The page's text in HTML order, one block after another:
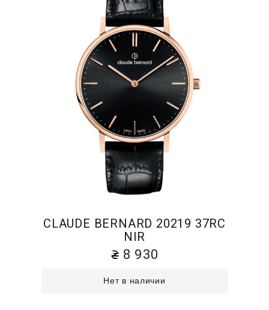
CLAUDE BERNARD 20219 37RC
NIR
8 930
Нет в наличии